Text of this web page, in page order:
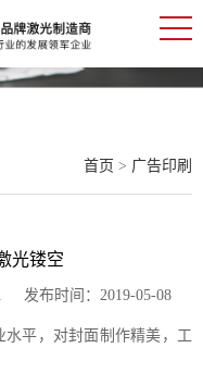
首页 > 广告印刷
光镂空
发布时间：2019-05-08
平，对封面制作精美，工